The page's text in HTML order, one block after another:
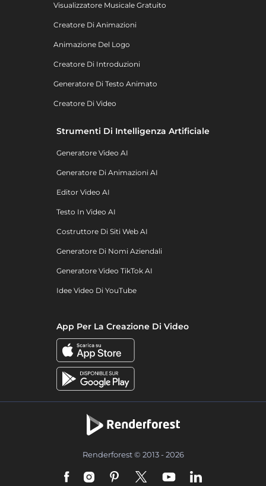
Visualizzatore Musicale Gratuito
Creatore Di Animazioni
Animazione Del Logo
Creatore Di Introduzioni
Generatore Di Testo Animato
Creatore Di Video
Strumenti Di Intelligenza Artificiale
Generatore Video AI
Generatore Di Animazioni AI
Editor Video AI
Testo In Video AI
Costruttore Di Siti Web AI
Generatore Di Nomi Aziendali
Generatore Video TikTok AI
Idee Video Di YouTube
App Per La Creazione Di Video
Renderforest © 2013 - 2026